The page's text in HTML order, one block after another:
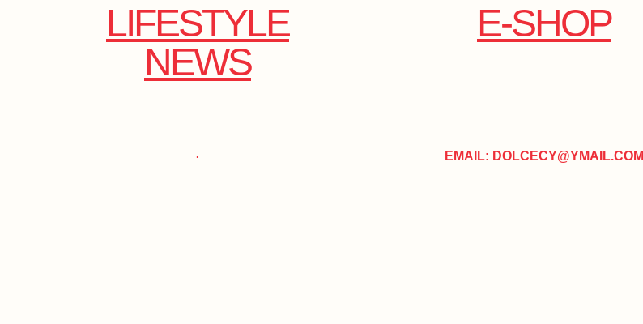
LIFESTYLE
NEWS
E-SHOP
. EMAIL: DOLCECY@YMAIL.COM